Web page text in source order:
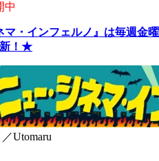
中
・インフェルノ』は毎週金曜
新！★
Utomaru